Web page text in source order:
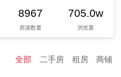
租嘉华苑三室】的租房信息
【王爱群】发布了【朱何村单门独院500多平】的二手房信息
8967
房源数量
705.0w
浏览量
全部 二手房 租房 商铺